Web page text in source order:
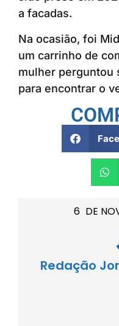
6 DE
Redação
a facadas.
Na ocasião, foi
um carrinho de
mulher perguntou
para encontrar o